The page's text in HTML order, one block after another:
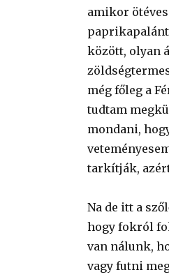
amikor
között, olyan
még főleg a
tudtam
mondani,
tarkítják,
Na de itt a
hogy fokról
van nálunk,
vagy futni